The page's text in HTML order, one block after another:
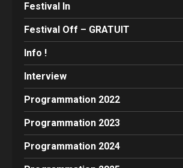
Festival In
Festival Off – GRATUIT
Info !
Interview
Programmation 2022
Programmation 2023
Programmation 2024